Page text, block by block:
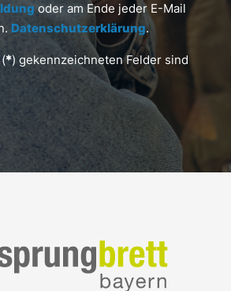
oder am Ende jeder E-Mail
Datenschutzerklärung.
*) gekennzeichneten Felder sind